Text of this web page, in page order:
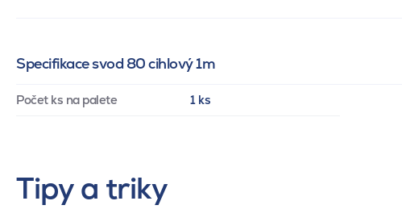
Specifikace svod 80 cihlový 1m
Počet ks na palete 1 ks
Tipy a triky